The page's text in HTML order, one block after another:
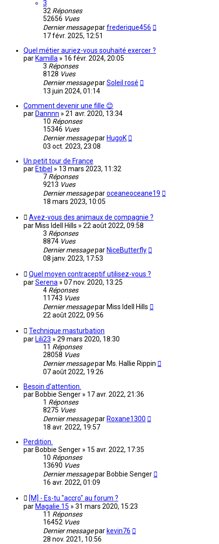
3
32 Réponses
52656 Vues
Dernier messageparfrederique456
17 févr. 2025, 12:51
Quel métier auriez-vous souhaité exercer ?
par Kamilla » 16 févr. 2024, 20:05
3 Réponses
8128 Vues
Dernier messageparSoleil rosé
13 juin 2024, 01:14
Comment devenir une fille 😊
par Dannnn » 21 avr. 2020, 13:34
10 Réponses
15346 Vues
Dernier messagepar HugoK
03 oct. 2023, 23:08
Un petit tour de France
par Etibel » 13 mars 2023, 11:32
7 Réponses
9213 Vues
Dernier messageparoceaneoceane19
18 mars 2023, 10:05
Avez-vous des animaux de compagnie ?
par Miss Idell Hills » 22 août 2022, 09:58
3 Réponses
8874 Vues
Dernier messagepar NiceButterfly
08 janv. 2023, 17:53
Quel moyen contraceptif utilisez-vous ?
parSerena » 07 nov. 2020, 13:25
4 Réponses
11743 Vues
Dernier messagepar Miss Idell Hills
22 août 2022, 09:56
Technique masturbation
par Lili23 » 29 mars 2020, 18:30
11 Réponses
28058 Vues
Dernier messagepar Ms. Hallie Rippin
07 août 2022, 19:26
Besoin d’attention.
par Bobbie Senger » 17 avr. 2022, 21:36
1 Réponses
8275 Vues
Dernier messagepar Roxane1300
18 avr. 2022, 19:57
Perdition.
par Bobbie Senger » 15 avr. 2022, 17:35
10 Réponses
13690 Vues
Dernier messagepar Bobbie Senger
16 avr. 2022, 01:09
[M] - Es-tu "accro" au forum ?
par Magalie.15 » 31 mars 2020, 15:23
11 Réponses
16452 Vues
Dernier messagepar kevin76
28 nov. 2021, 10:56